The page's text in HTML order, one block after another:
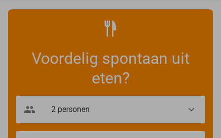
Voordelig spontaan uit
eten?